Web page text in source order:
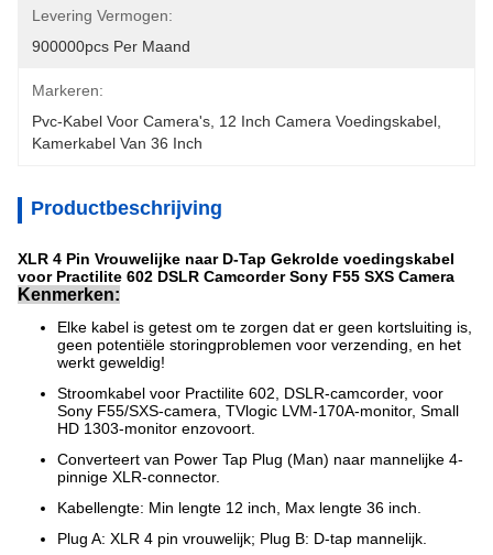
Levering Vermogen:
900000pcs Per Maand
Markeren:
Pvc-Kabel Voor Camera's 12 Inch Camera Voedingskabel
Kamerkabel Van 36 Inch
Productbeschrijving
XLR 4 Pin Vrouwelijke naar D-Tap Gekrolde voedingskabel
voor Practilite 602 DSLR Camcorder Sony F55 SXS Camera
Kenmerken:
Elke kabel is getest om te zorgen dat er geen kortsluiting is,
geen potentiële storingproblemen voor verzending, en het
werkt geweldig!
Stroomkabel voor Practilite 602, DSLR-camcorder, voor
Sony F55/SXS-camera, TVlogic LVM-170A-monitor, Small
HD 1303-monitor enzovoort.
Converteert van Power Tap Plug (Man) naar mannelijke 4-
pinnige XLR-connector.
Kabellengte: Min lengte 12 inch, Max lengte 36 inch.
Plug A: XLR 4 pin vrouwelijk; Plug B: D-tap mannelijk.